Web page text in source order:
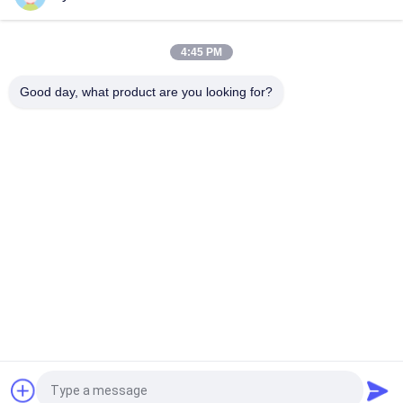
4:45 PM
Good day, what product are you looking for?